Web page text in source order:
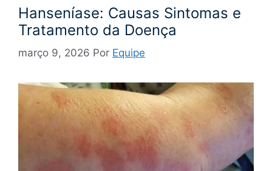
Hanseníase: Causas Sintomas e
Tratamento da Doença
março 9, 2026 Por Equipe